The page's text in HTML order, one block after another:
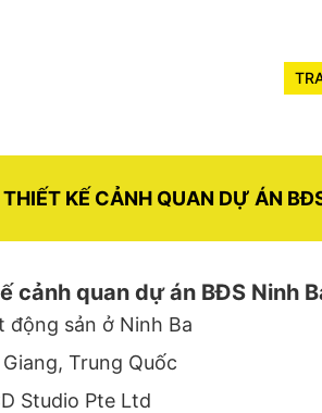
KẾ CẢNH QUAN DỰ ÁN
cảnh quan dự án BĐS Ninh
động sản ở Ninh Ba
Trung Quốc
Studio Pte Ltd